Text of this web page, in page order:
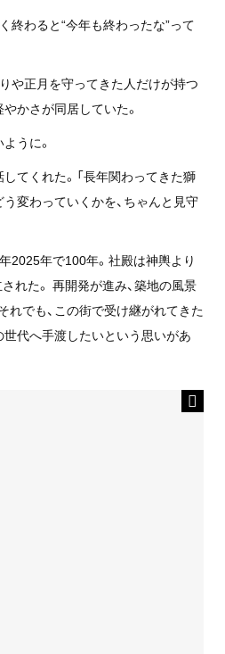
終わると“今年も終わったな”って
や正月を守ってきた人だけが持つ
かさが同居していた。
うに。
てくれた。「長年関わってきた獅
変わっていくかを、ちゃんと見守
2025年で100年。社殿は神輿より
れた。 再開発が進み、築地の風景
れでも、この街で受け継がれてきた
世代へ手渡したいという思いがあ